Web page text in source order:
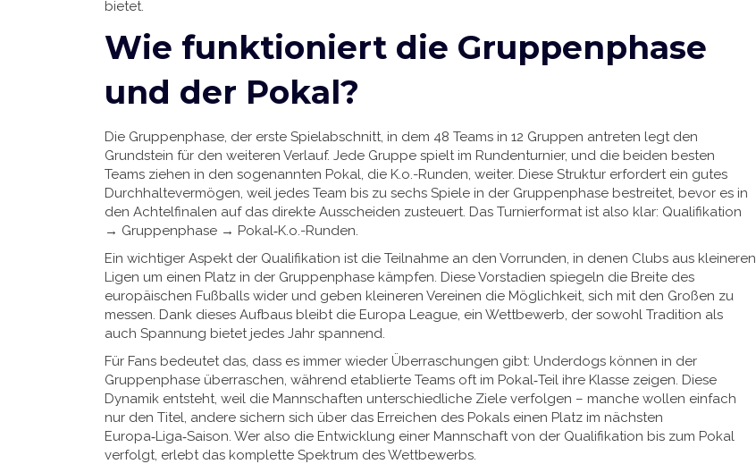
bietet.
Wie funktioniert die Gruppenphase
und der Pokal?
Die Gruppenphase, der erste Spielabschnitt, in dem 48 Teams in 12 Gruppen antreten legt den
Grundstein für den weiteren Verlauf. Jede Gruppe spielt im Rundenturnier, und die beiden besten
Teams ziehen in den sogenannten Pokal, die K.o.-Runden, weiter. Diese Struktur erfordert ein gutes
Durchhaltevermögen, weil jedes Team bis zu sechs Spiele in der Gruppenphase bestreitet, bevor es in
den Achtelfinalen auf das direkte Ausscheiden zusteuert. Das Turnierformat ist also klar: Qualifikation
→ Gruppenphase → Pokal‑K.o.-Runden.
Ein wichtiger Aspekt der Qualifikation ist die Teilnahme an den Vorrunden, in denen Clubs aus kleineren
Ligen um einen Platz in der Gruppenphase kämpfen. Diese Vorstadien spiegeln die Breite des
europäischen Fußballs wider und geben kleineren Vereinen die Möglichkeit, sich mit den Großen zu
messen. Dank dieses Aufbaus bleibt die Europa League, ein Wettbewerb, der sowohl Tradition als
auch Spannung bietetjedes Jahr spannend.
Für Fans bedeutet das, dass es immer wieder Überraschungen gibt: Underdogs können in der
Gruppenphase überraschen, während etablierte Teams oft im Pokal‑Teil ihre Klasse zeigen. Diese
Dynamik entsteht, weil die Mannschaften unterschiedliche Ziele verfolgen – manche wollen einfach
nur den Titel, andere sichern sich über das Erreichen des Pokals einen Platz im nächsten
Europa‑Liga‑Saison. Wer also die Entwicklung einer Mannschaft von der Qualifikation bis zum Pokal
verfolgt, erlebt das komplette Spektrum des Wettbewerbs.